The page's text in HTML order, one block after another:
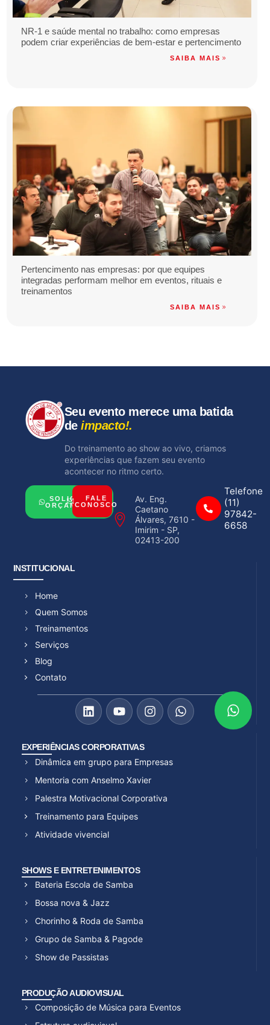
NR-1 e saúde mental no trabalho: como empresas
podem criar experiências de bem-estar e pertencimento
SAIBA MAIS
Pertencimento nas empresas: por que equipes
integradas performam melhor em eventos, rituais e
treinamentos
SAIBA MAIS
Seu evento merece uma batida
deimpacto!.
Do treinamento ao show ao vivo, criamos
experiências que fazem seu evento
acontecer no ritmo certo.
SOLICITAR
ORÇAMENTO
FALE
CONOSCO
Av. Eng.
Caetano
Álvares, 7610 -
Imirim - SP,
02413-200
Telefone
(11)
97842-
6658
INSTITUCIONAL
Home
Quem Somos
Treinamentos
Serviços
Blog
Contato
EXPERIÊNCIAS CORPORATIVAS
Dinâmica em grupo para Empresas
Mentoria com Anselmo Xavier
Palestra Motivacional Corporativa
Treinamento para Equipes
Atividade vivencial
SHOWS E ENTRETENIMENTOS
Bateria Escola de Samba
Bossa nova & Jazz
Chorinho & Roda de Samba
Grupo de Samba & Pagode
Show de Passistas
PRODUÇÃO AUDIOVISUAL
Composição de Música para Eventos